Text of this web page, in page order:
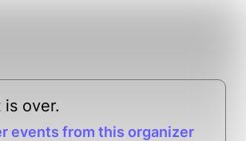
over.
events from this organizer